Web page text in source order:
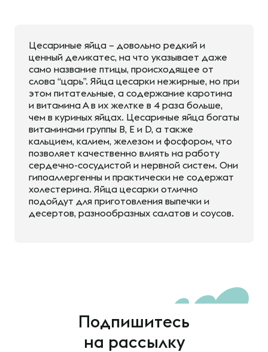
Цесариные яйца – довольно редкий и
ценный деликатес, на что указывает даже
само название птицы, происходящее от
слова “царь”. Яйца цесарки нежирные, но при
этом питательные, а содержание каротина
и витамина А в их желтке в 4 раза больше,
чем в куриных яйцах. Цесариные яйца богаты
витаминами группы В, E и D, а также
кальцием, калием, железом и фосфором, что
позволяет качественно влиять на работу
сердечно-сосудистой и нервной систем. Они
гипоаллергенны и практически не содержат
холестерина. Яйца цесарки отлично
подойдут для приготовления выпечки и
десертов, разнообразных салатов и соусов.
Подпишитесь
на рассылку